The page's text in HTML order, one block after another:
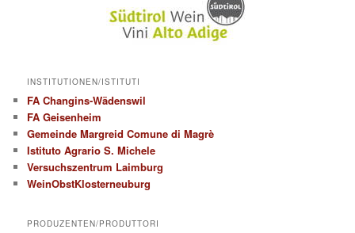
INSTITUTIONEN/ISTITUTI
FA Changins-Wädenswil
FA Geisenheim
Gemeinde Margreid Comune di Magrè
Istituto Agrario S. Michele
Versuchszentrum Laimburg
WeinObstKlosterneuburg
PRODUZENTEN/PRODUTTORI